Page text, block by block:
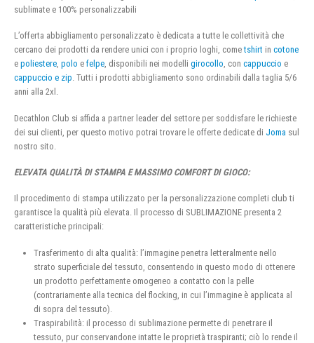
sublimate e 100% personalizzabili
L’offerta abbigliamento personalizzato è dedicata a tutte le collettività che
cercano dei prodotti da rendere unici con i proprio loghi, cometshirt in cotone
e poliestere, polo e felpe, disponibili nei modelli girocollo, con cappuccio e
cappuccio e zip. Tutti i prodotti abbigliamento sono ordinabili dalla taglia 5/6
anni alla 2xl.
Decathlon Club si affida a partner leader del settore per soddisfare le richieste
dei sui clienti, per questo motivo potrai trovare le offerte dedicate di Joma sul
nostro sito.
ELEVATA QUALITÀ DI STAMPA E MASSIMO COMFORT DI GIOCO:
Il procedimento di stampa utilizzato per la personalizzazione completi club ti
garantisce la qualità più elevata. Il processo di SUBLIMAZIONE presenta 2
caratteristiche principali:
Trasferimento di alta qualità: l’immagine penetra letteralmente nello
strato superficiale del tessuto, consentendo in questo modo di ottenere
un prodotto perfettamente omogeneo a contatto con la pelle
(contrariamente alla tecnica del flocking, in cui l’immagine è applicata al
di sopra del tessuto).
Traspirabilità: il processo di sublimazione permette di penetrare il
tessuto, pur conservandone intatte le proprietà traspiranti; ciò lo rende il